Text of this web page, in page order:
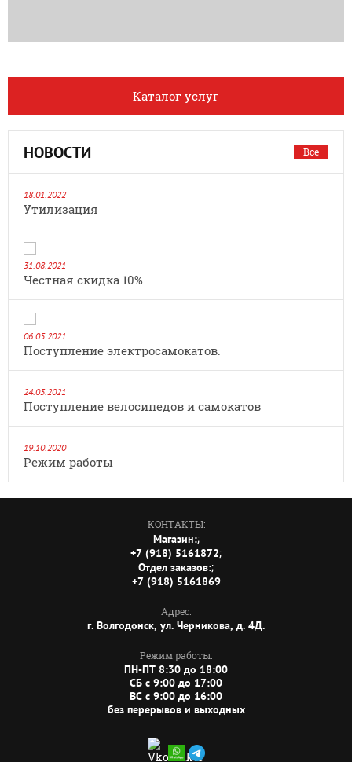
Каталог услуг
НОВОСТИ Все
18.01.2022
Утилизация
31.08.2021
Честная скидка 10%
06.05.2021
Поступление электросамокатов.
24.03.2021
Поступление велосипедов и самокатов
19.10.2020
Режим работы
КОНТАКТЫ:
Магазин:;
+7 (918) 5161872;
Отдел заказов:;
+7 (918) 5161869
Адрес:
г. Волгодонск, ул. Черникова, д. 4Д.
Режим работы:
ПН-ПТ 8:30 до 18:00
СБ c 9:00 до 17:00
ВС c 9:00 до 16:00
без перерывов и выходных